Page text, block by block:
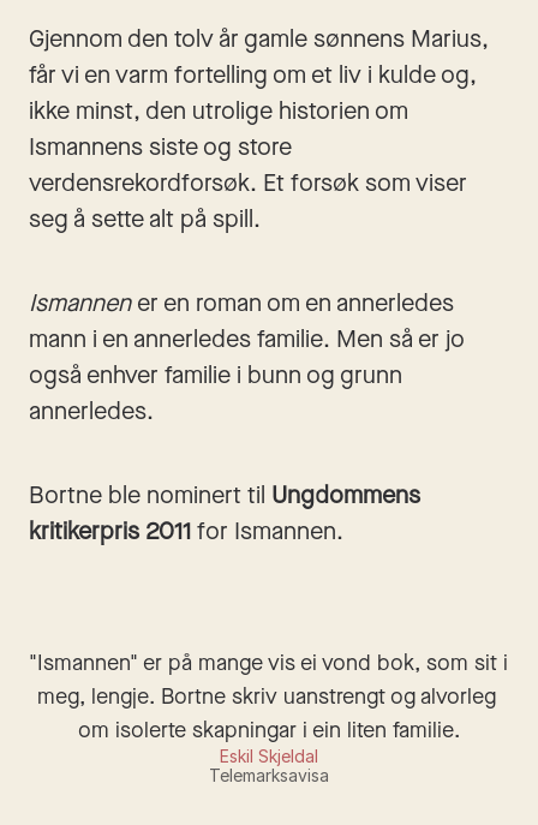
Gjennom den tolv år gamle sønnens Marius,
får vi en varm fortelling om et liv i kulde og,
ikke minst, den utrolige historien om
Ismannens siste og store
verdensrekordforsøk. Et forsøk som viser
seg å sette alt på spill.
Ismannen er en roman om en annerledes
mann i en annerledes familie. Men så er jo
også enhver familie i bunn og grunn
annerledes.
Bortne ble nominert til Ungdommens
kritikerpris 2011 for Ismannen.
"Ismannen" er på mange vis ei vond bok, som sit i
meg, lengje. Bortne skriv uanstrengt og alvorleg
om isolerte skapningar i ein liten familie.
Eskil Skjeldal
Telemarksavisa